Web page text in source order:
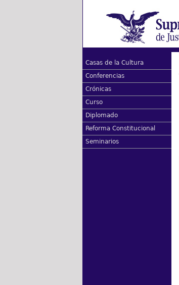
Casas de la Cultura
Conferencias
Crónicas
Curso
Diplomado
Reforma Constitucional
Seminarios